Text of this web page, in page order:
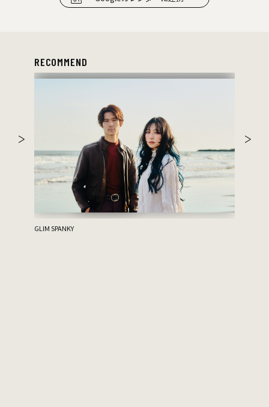
RECOMMEND
GLIM SPANKY